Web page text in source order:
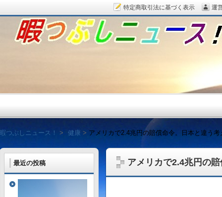
アメリカで2.4兆円の
最近の投稿
暇つぶしニュース！ 健康 アメリカで2.4兆円の賠償命令。日本と違う考
暇つぶしニュース！
毎日面白い話題をピッ
特定商取引法に基づく表示 運